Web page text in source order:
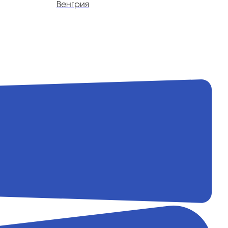
Венгрия